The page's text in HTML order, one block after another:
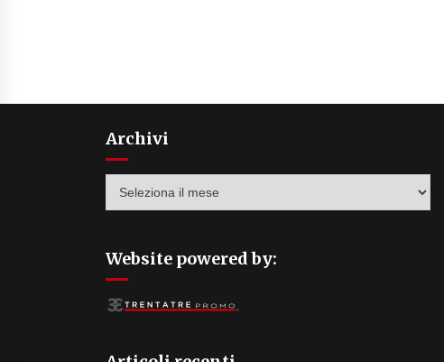
Archivi
Website powered by: